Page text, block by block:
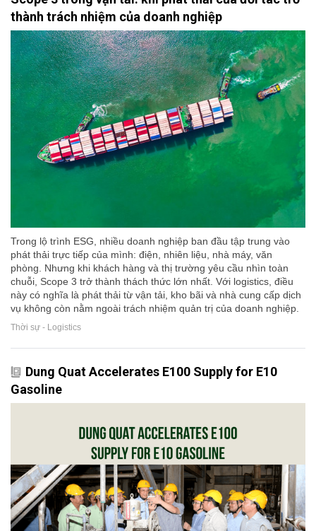
thành trách nhiệm của doanh nghiệp
Trong lộ trình ESG, nhiều doanh nghiệp ban đầu tập trung vào
phát thải trực tiếp của mình: điện, nhiên liệu, nhà máy, văn
phòng. Nhưng khi khách hàng và thị trường yêu cầu nhìn toàn
chuỗi, Scope 3 trở thành thách thức lớn nhất. Với logistics, điều
này có nghĩa là phát thải từ vận tải, kho bãi và nhà cung cấp dịch
vụ không còn nằm ngoài trách nhiệm quản trị của doanh nghiệp.
Thời sự - Logistics
Dung Quat Accelerates E100 Supply for E10
Gasoline